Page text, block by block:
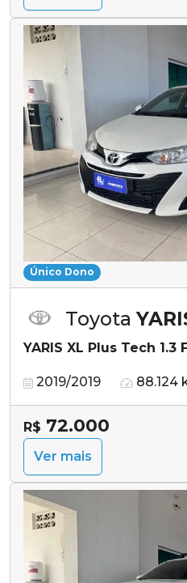
Único Dono
Toyota
YARIS XL Plus Tech 1.3
2019/2019 88.124
R$ 72.000
Ver mais